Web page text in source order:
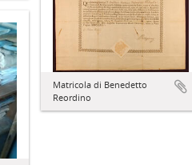
Matricola di Benedetto
Reordino